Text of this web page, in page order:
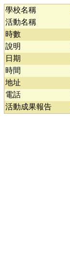
學校名稱
活動名稱
時數
說明
日期
時間
地址
電話
活動成果報告